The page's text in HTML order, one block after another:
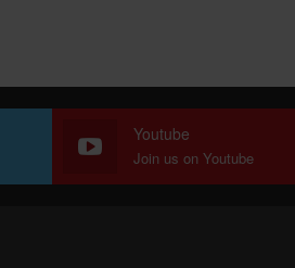
Youtube
Join us on Youtube